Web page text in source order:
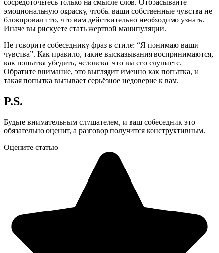
сосредоточьтесь только на смысле слов. Отбрасывайте
эмоциональную окраску, чтобы ваши собственные чувства не
блокировали то, что вам действительно необходимо узнать.
Иначе вы рискуете стать жертвой манипуляции.
Не говорите собеседнику фраз в стиле: “Я понимаю ваши
чувства”. Как правило, такие высказывания воспринимаются,
как попытка убедить, человека, что вы его слушаете.
Обратите внимание, это выглядит именно как попытка, и
такая попытка вызывает серьёзное недоверие к вам.
P.S.
Будьте внимательным слушателем, и ваш собеседник это
обязательно оценит, а разговор получится конструктивным.
Оцените статью